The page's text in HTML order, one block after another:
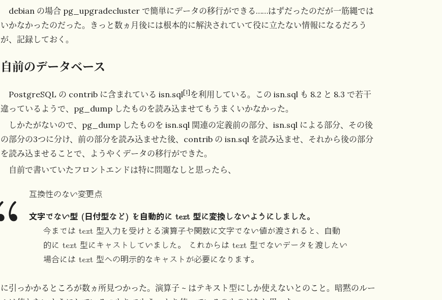
debian の場合 pg_upgradecluster で簡単にデータの移行ができる……はずだったのだが一筋縄では
いかなかったのだった。きっと数ヵ月後には根本的に解決されていて役に立たない情報になるだろう
が、記録しておく。
自前のデータベース
PostgreSQL の contrib に含まれている isn.sql[1] を利用している。この isn.sql も 8.2 と 8.3 で若干
違っているようで、pg_dump したものを読み込ませてもうまくいかなかった。
しかたがないので、pg_dump したものを isn.sql 関連の定義前の部分、isn.sql による部分、その後
の部分の3つに分け、前の部分を読み込ませた後、contrib の isn.sql を読み込ませ、それから後の部分
を読み込ませることで、ようやくデータの移行ができた。
自前で書いていたフロントエンドは特に問題なしと思ったら、
互換性のない変更点
文字でない型 (日付型など) を自動的に text 型に変換しないようにしました。
今までは text 型入力を受けとる演算子や関数に文字でない値が渡されると、自動
的に text 型にキャストしていました。 これからは text 型でないデータを渡したい
場合には text 型への明示的なキャストが必要になります。
に引っかかるところが数ヵ所見つかった。演算子 ~ はテキスト型にしか使えないとのこと。暗黙のルー